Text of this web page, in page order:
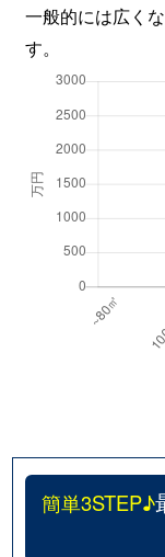
一般的には広く
す。
簡単3STEP♪